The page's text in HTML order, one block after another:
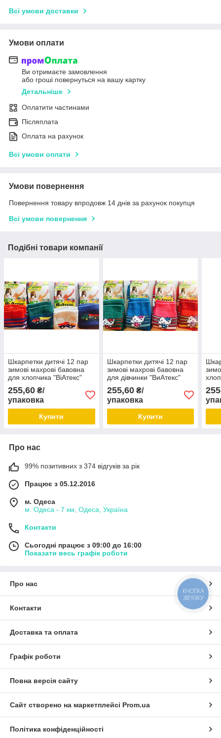
Всі умови доставки
Умови оплати
Ви отримаєте замовлення
або гроші повернуться на вашу картку
Детальніше
Оплатити частинами
Післяплата
Оплата на рахунок
Всі умови оплати
Умови повернення
Повернення товару впродовж 14 днів за рахунок покупця
Всі умови повернення
Подібні товари компанії
Шкарпетки дитячі 12 пар
зимові махрові бавовна
для хлопчика "ВіАтекс"
кольорів
255,60 ₴/
упаковка
Купити
Шкарпетки дитячі 12 пар
зимові махрові бавовна
для дівчинки "ВиАтекс"
кольорів
255,60₴/
упаковка
Купити
Про нас
99% позитивних з 374 відгуків за рік
Працює з 05.12.2016
м. Одеса
м. Одеса - 7 км, Одеса, Україна
Контакти
Сьогодні працює з 09:00 до 16:00
Показати весь графік роботи
Про нас
Контакти
Доставка та оплата
Графік роботи
Повна версія сайту
Сайт створено на маркетплейсі Prom.ua
Політика конфіденційності
КНОПКА
ЗВ'ЯЗКУ